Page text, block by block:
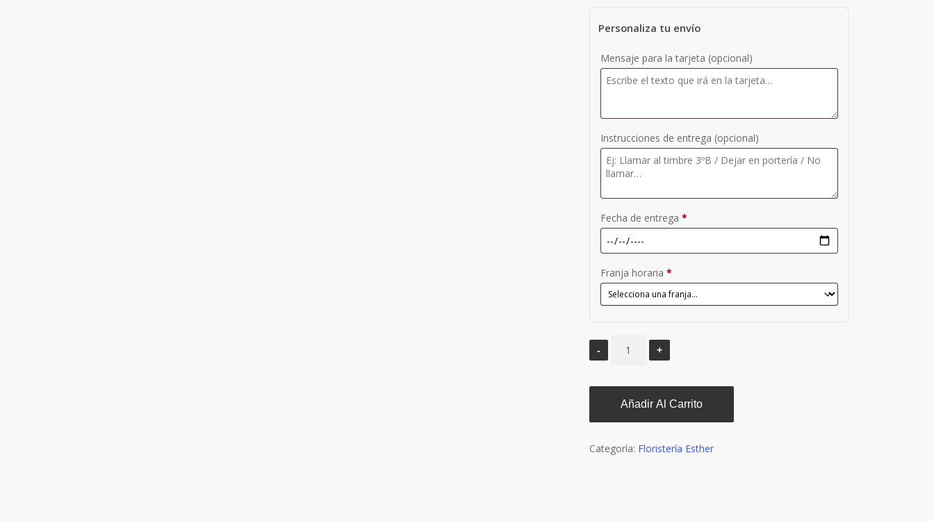
Personaliza tu envío
Mensaje para la tarjeta (opcional)
Instrucciones de entrega (opcional)
Fecha de entrega *
Franja horaria *
Añadir Al Carrito
Categoría: Floristería Esther